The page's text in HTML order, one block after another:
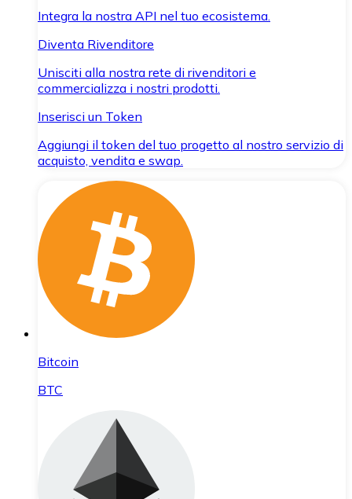
Integra la nostra API nel tuo ecosistema.
Diventa Rivenditore
Unisciti alla nostra rete di rivenditori e
commercializza i nostri prodotti.
Inserisci un Token
Aggiungi il token del tuo progetto al nostro servizio di
acquisto, vendita e swap.
Bitcoin
BTC